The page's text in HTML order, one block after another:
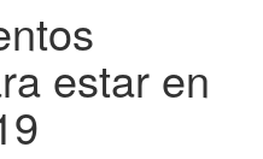
estar en